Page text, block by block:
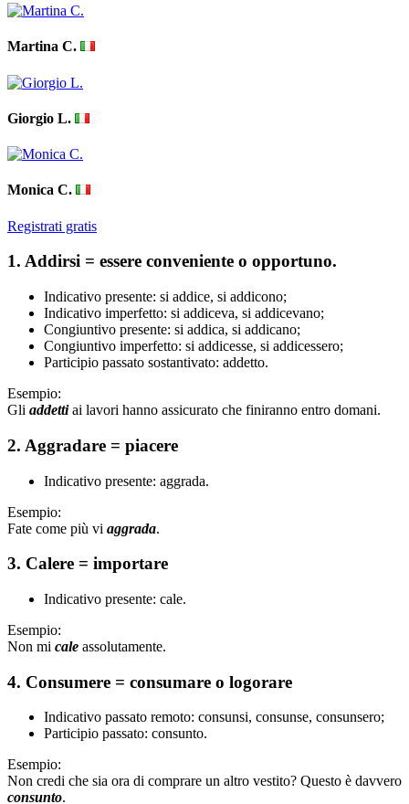
Martina C.
Giorgio L.
Monica C.
Registrati gratis
1. Addirsi = essere conveniente o opportuno.
Indicativo presente: si addice, si addicono;
Indicativo imperfetto: si addiceva, si addicevano;
Congiuntivo presente: si addica, si addicano;
Congiuntivo imperfetto: si addicesse, si addicessero;
Participio passato sostantivato: addetto.
Esempio:
Gli addettiai lavori hanno assicurato che finiranno entro domani.
2. Aggradare = piacere
Indicativo presente: aggrada.
Esempio:
Fate come più vi aggrada.
3. Calere = importare
Indicativo presente: cale.
Esempio:
Non mi cale assolutamente.
4. Consumere = consumare o logorare
Indicativo passato remoto: consunsi, consunse, consunsero;
Participio passato: consunto.
Esempio:
Non credi che sia ora di comprare un altro vestito? Questo è davvero
consunto.